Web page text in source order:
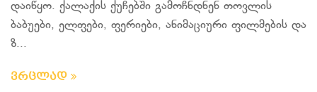
დაიწყო. ქალაქის ქუჩებში გამოჩნდნენ თოვლის
ბაბუები, ელფები, ფერიები, ანიმაციური ფილმების და
ზ...
ვრცლად